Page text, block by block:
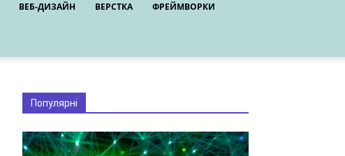
ВЕБ-ДИЗАЙН ВЕРСТКА ФРЕЙМВОРКИ
Популярні